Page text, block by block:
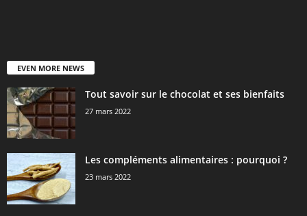
EVEN MORE NEWS
Tout savoir sur le chocolat et ses bienfaits
27 mars 2022
Les compléments alimentaires : pourquoi ?
23 mars 2022